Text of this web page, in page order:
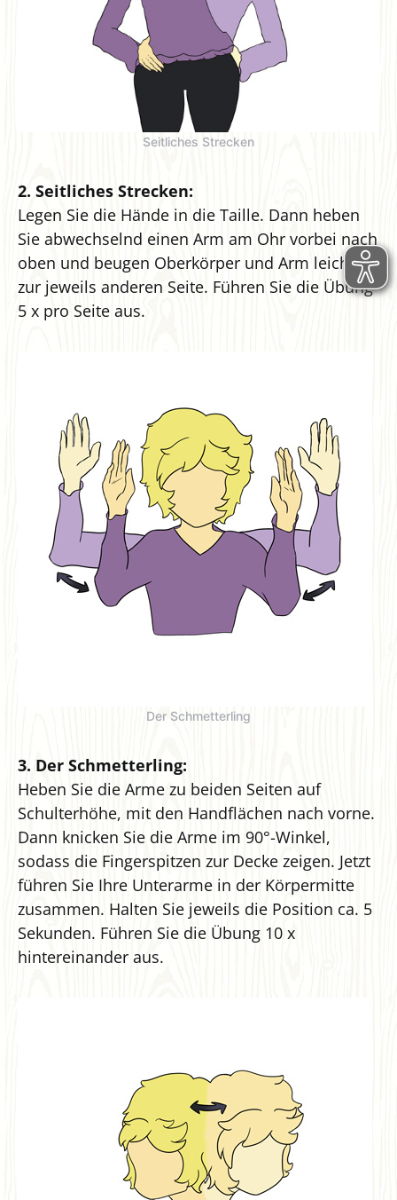
Seitliches Strecken
2. Seitliches Strecken:
Legen Sie die Hände in die Taille. Dann heben
Sie abwechselnd einen Arm am Ohr vorbei nach
oben und beugen Oberkörper und Arm leicht
zur jeweils anderen Seite. Führen Sie die Übung
5 x pro Seite aus.
Der Schmetterling
3. Der Schmetterling:
Heben Sie die Arme zu beiden Seiten auf
Schulterhöhe, mit den Handflächen nach vorne.
Dann knicken Sie die Arme im 90°-Winkel,
sodass die Fingerspitzen zur Decke zeigen. Jetzt
führen Sie Ihre Unterarme in der Körpermitte
zusammen. Halten Sie jeweils die Position ca. 5
Sekunden. Führen Sie die Übung 10 x
hintereinander aus.